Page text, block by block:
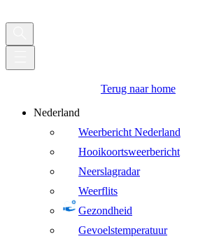
Terug naar home
Nederland
Weerbericht Nederland
Hooikoortsweerbericht
Neerslagradar
Weerflits
Gezondheid
Gevoelstemperatuur